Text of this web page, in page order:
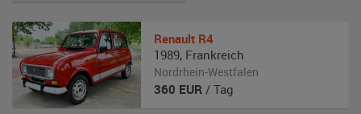
Renault R4
1989, Frankreich
Nordrhein-Westfalen
360 EUR / Tag